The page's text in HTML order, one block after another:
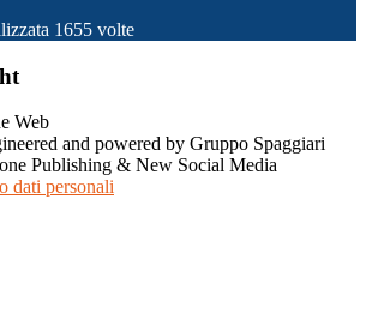
1655 volte
and powered by Gruppo Spaggiari
Publishing & New Social Media
dati personali